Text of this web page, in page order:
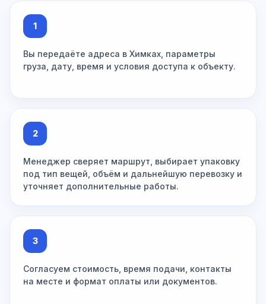
1
Вы передаёте адреса в Химках, параметры
груза, дату, время и условия доступа к объекту.
2
Менеджер сверяет маршрут, выбирает упаковку
под тип вещей, объём и дальнейшую перевозку и
уточняет дополнительные работы.
3
Согласуем стоимость, время подачи, контакты
на месте и формат оплаты или документов.